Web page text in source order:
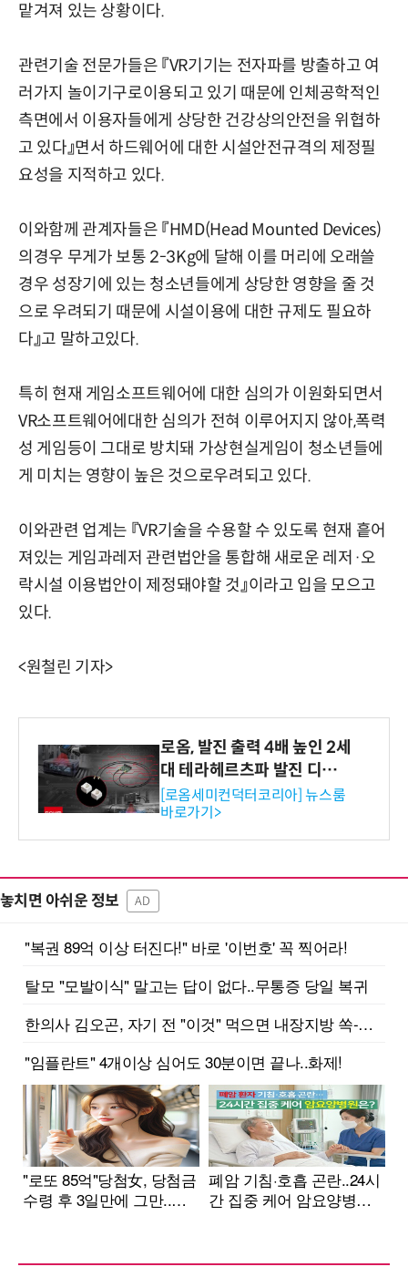
맡겨져 있는 상황이다.
관련기술 전문가들은 『VR기기는 전자파를 방출하고 여
러가지 놀이기구로이용되고 있기 때문에 인체공학적인
측면에서 이용자들에게 상당한 건강상의안전을 위협하
고 있다』면서 하드웨어에 대한 시설안전규격의 제정필
요성을 지적하고 있다.
이와함께 관계자들은 『HMD(Head Mounted Devices)
의경우 무게가 보통 2-3Kg에 달해 이를 머리에 오래쓸
경우 성장기에 있는 청소년들에게 상당한 영향을 줄 것
으로 우려되기 때문에 시설이용에 대한 규제도 필요하
다』고 말하고있다.
특히 현재 게임소프트웨어에 대한 심의가 이원화되면서
VR소프트웨어에대한 심의가 전혀 이루어지지 않아,폭력
성 게임등이 그대로 방치돼 가상현실게임이 청소년들에
게 미치는 영향이 높은 것으로우려되고 있다.
이와관련 업계는 『VR기술을 수용할 수 있도록 현재 흩어
져있는 게임과레저 관련법안을 통합해 새로운 레저·오
락시설 이용법안이 제정돼야할 것』이라고 입을 모으고
있다.
<원철린 기자>
로옴, 발진 출력 4배 높인 2세
대 테라헤르츠파 발진 디바이
스 개발
[로옴세미컨덕터코리아] 뉴스룸
바로가기>
놓치면 아쉬운 정보 AD